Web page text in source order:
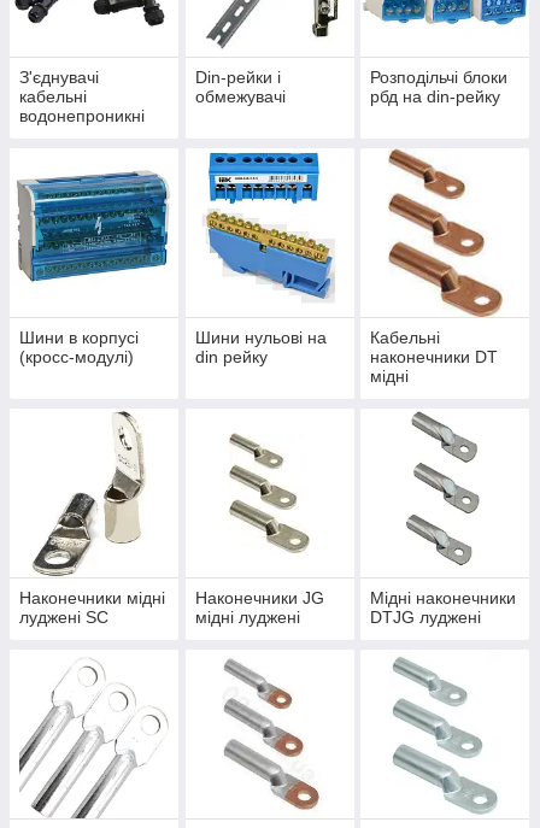
З'єднувачі
кабельні
водонепроникні
Din-рейки і
обмежувачі
Розподільчі блоки
рбд на din-рейку
Шини в корпусі
(кросс-модулі)
Шини нульові на
din рейку
Кабельні
наконечники DT
мідні
Наконечники мідні
луджені SC
Наконечники JG
мідні луджені
Мідні наконечники
DTJG луджені